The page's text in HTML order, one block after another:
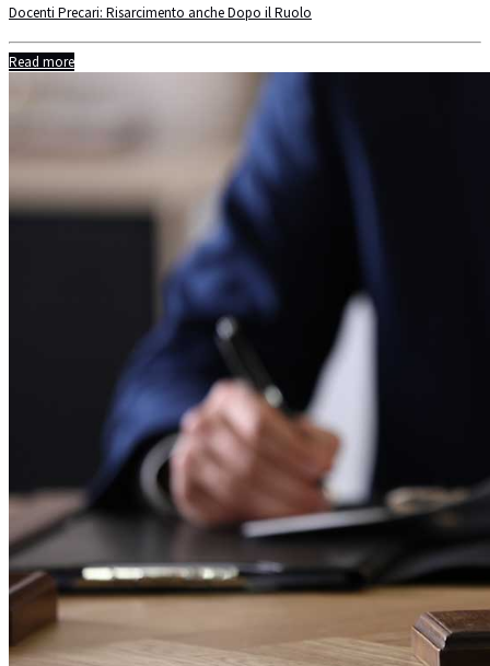
Docenti Precari: Risarcimento anche Dopo il Ruolo
Read more